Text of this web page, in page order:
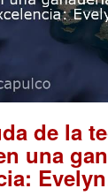
de la
una
Evelyn